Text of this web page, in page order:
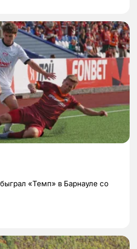
«Темп» в Барнауле со